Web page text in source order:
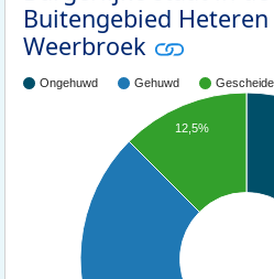
Buitengebied
Weerbroek
Ongehuwd Gehuwd
12,5%